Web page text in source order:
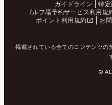
ガイドライン
特
ゴルフ場予約サービス利用規
ポイント利用規約
お
掲載されている全てのコンテンツの
©